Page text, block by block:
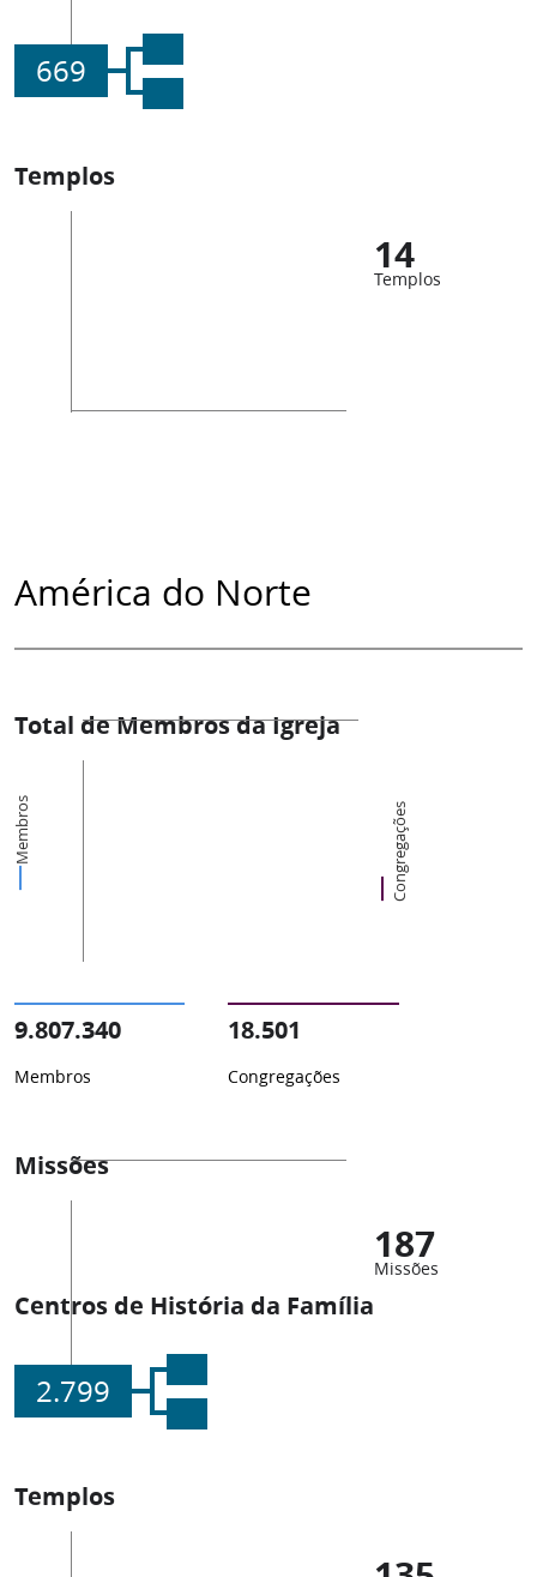
669
Templos
14
Templos
América do Norte
Total de Membros da Igreja
Membros Congregações
9.807.340
Membros
18.501
Congregações
Missões
187
Missões
Centros de História da Família
2.799
Templos